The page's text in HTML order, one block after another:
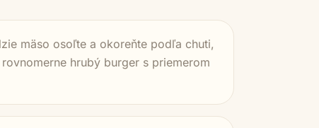
mäso osoľte a okoreňte podľa chuti,
hrubý burger s priemerom